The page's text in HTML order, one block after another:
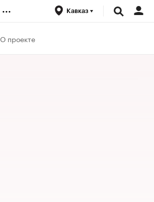
... Кавказ
О проекте